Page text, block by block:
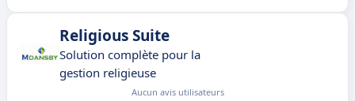
Religious Suite
Solution complète pour la
gestion religieuse
Aucun avis utilisateurs